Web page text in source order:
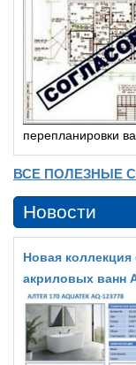
перепланировки
ВСЕ ПОЛЕЗНЫЕ
Новости
Новая
акриловых ванн